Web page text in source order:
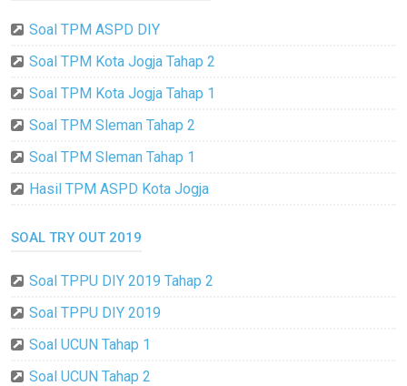
Soal TPM ASPD DIY
Soal TPM Kota Jogja Tahap 2
Soal TPM Kota Jogja Tahap 1
Soal TPM Sleman Tahap 2
Soal TPM Sleman Tahap 1
Hasil TPM ASPD Kota Jogja
SOAL TRY OUT 2019
Soal TPPU DIY 2019 Tahap 2
Soal TPPU DIY 2019
Soal UCUN Tahap 1
Soal UCUN Tahap 2